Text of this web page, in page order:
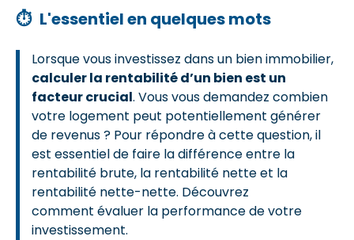
⏱ L'essentiel en quelques mots
Lorsque vous investissez dans un bien immobilier,
calculer la rentabilité d’un bien est un
facteur crucial. Vous vous demandez combien
votre logement peut potentiellement générer
de revenus ? Pour répondre à cette question, il
est essentiel de faire la différence entre la
rentabilité brute, la rentabilité nette et la
rentabilité nette-nette. Découvrez
comment évaluer la performance de votre
investissement.